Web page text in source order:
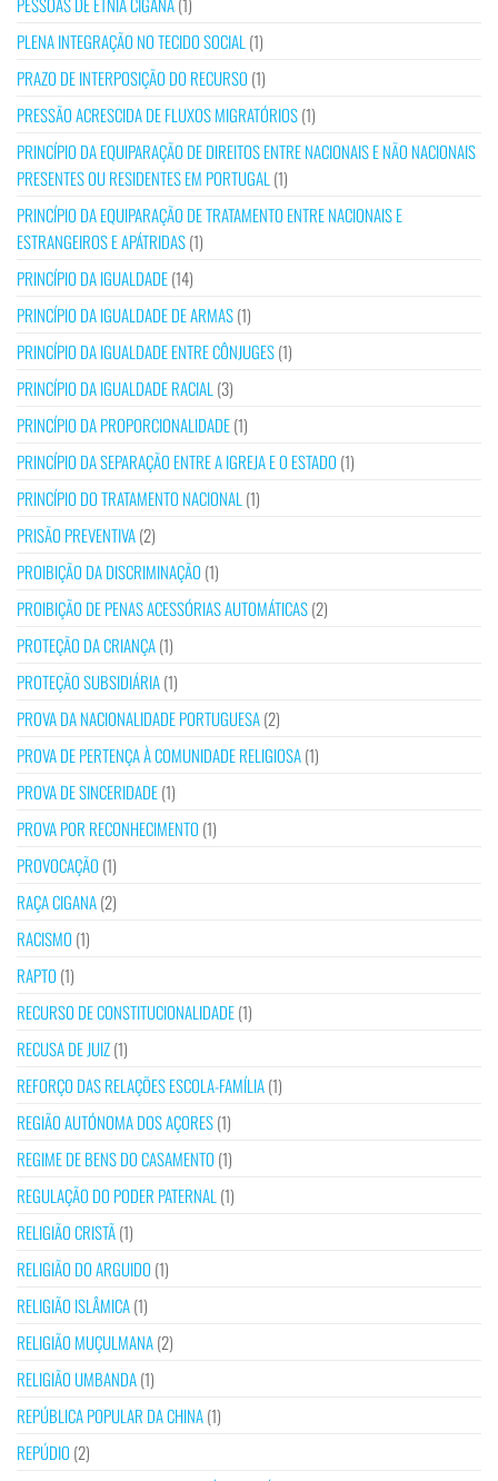
PLENA INTEGRAÇÃO NO TECIDO SOCIAL (1)
PRAZO DE INTERPOSIÇÃO DO RECURSO (1)
PRESSÃO ACRESCIDA DE FLUXOS MIGRATÓRIOS(1)
PRINCÍPIO DA EQUIPARAÇÃO DE DIREITOS ENTRE NACIONAIS E NÃO NACIONAIS
PRESENTES OU RESIDENTES EM PORTUGAL (1)
PRINCÍPIO DA EQUIPARAÇÃO DE TRATAMENTO ENTRE NACIONAIS E
ESTRANGEIROS E APÁTRIDAS(1)
PRINCÍPIO DA IGUALDADE(14)
PRINCÍPIO DA IGUALDADE DE ARMAS(1)
PRINCÍPIO DA IGUALDADE ENTRE CÔNJUGES(1)
PRINCÍPIO DA IGUALDADE RACIAL (3)
PRINCÍPIO DA PROPORCIONALIDADE(1)
PRINCÍPIO DA SEPARAÇÃO ENTRE A IGREJA E O ESTADO (1)
PRINCÍPIO DO TRATAMENTO NACIONAL (1)
PRISÃO PREVENTIVA(2)
PROIBIÇÃO DA DISCRIMINAÇÃO (1)
PROIBIÇÃO DE PENAS ACESSÓRIAS AUTOMÁTICAS(2)
PROTEÇÃO DA CRIANÇA(1)
PROTEÇÃO SUBSIDIÁRIA(1)
PROVA DA NACIONALIDADE PORTUGUESA(2)
PROVA DE PERTENÇA À COMUNIDADE RELIGIOSA(1)
PROVA DE SINCERIDADE(1)
PROVA POR RECONHECIMENTO (1)
PROVOCAÇÃO (1)
RAÇA CIGANA(2)
RACISMO (1)
RAPTO (1)
RECURSO DE CONSTITUCIONALIDADE(1)
RECUSA DE JUIZ(1)
REFORÇO DAS RELAÇÕES ESCOLA-FAMÍLIA(1)
REGIÃO AUTÓNOMA DOS AÇORES(1)
REGIME DE BENS DO CASAMENTO (1)
REGULAÇÃO DO PODER PATERNAL (1)
RELIGIÃO CRISTÃ(1)
RELIGIÃO DO ARGUIDO (1)
RELIGIÃO ISLÂMICA(1)
RELIGIÃO MUÇULMANA(2)
RELIGIÃO UMBANDA(1)
REPÚBLICA POPULAR DA CHINA(1)
REPÚDIO (2)